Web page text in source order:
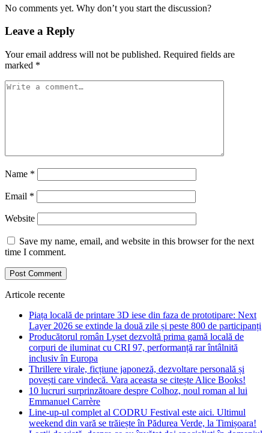
No comments yet. Why don’t you start the discussion?
Leave a Reply
Your email address will not be published. Required fields are
marked *
Name *
Email *
Website
Save my name, email, and website in this browser for the next
time I comment.
Articole recente
Piața locală de printare 3D iese din faza de prototipare: Next
Layer 2026 se extinde la două zile și peste 800 de participanți
Producătorul român Lyset dezvoltă prima gamă locală de
corpuri de iluminat cu CRI 97, performanță rar întâlnită
inclusiv în Europa
Thrillere virale, ficțiune japoneză, dezvoltare personală și
povești care vindecă. Vara aceasta se citește Alice Books!
10 lucruri surprinzătoare despre Colhoz, noul roman al lui
Emmanuel Carrère
Line-up-ul complet al CODRU Festival este aici. Ultimul
weekend din vară se trăiește în Pădurea Verde, la Timișoara!